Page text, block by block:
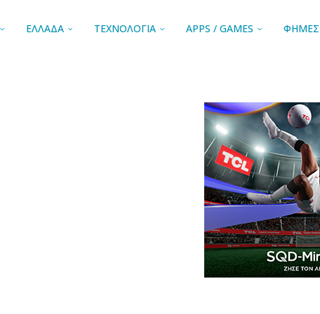
ΕΛΛΑΔΑ ΤΕΧΝΟΛΟΓΙΑ APPS / GAMES ΦΗΜΕΣ